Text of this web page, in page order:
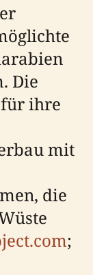
Die
ihre
mit
die
;